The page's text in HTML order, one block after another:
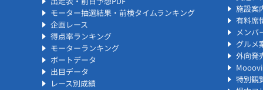
モーター抽選結果・前検タイムランキング
企画レース
得点率ランキング
モーターランキング
ボートデータ
出目データ
レース別成績
施設案
有料席
メンバ
グルメ
外向発
特別観